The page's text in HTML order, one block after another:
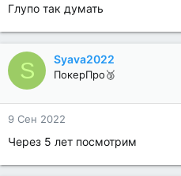
Глупо так думать
S Syava2022
ПокерПро🥉
9 Сен 2022
Через 5 лет посмотрим